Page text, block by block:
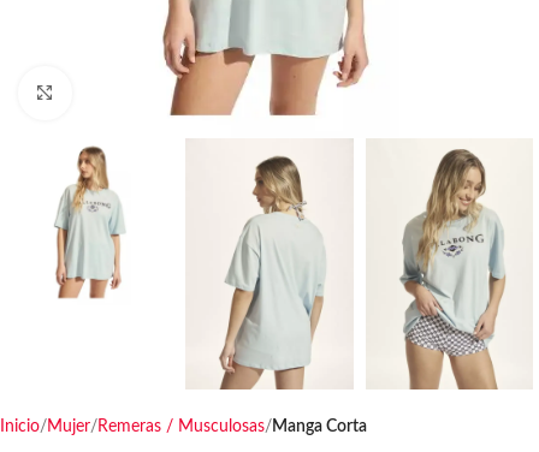
Haga clic para ampliar
Inicio Mujer Remeras / Musculosas Manga Corta